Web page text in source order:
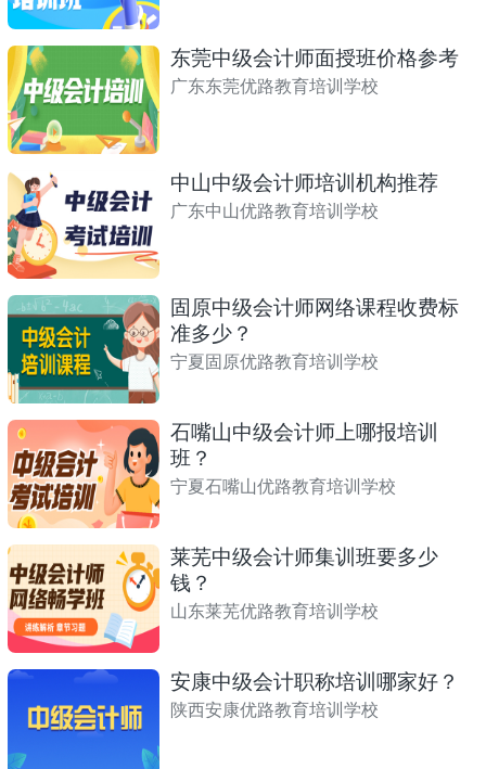
东莞中级会计师面授班价格参考
广东东莞优路教育培训学校
中山中级会计师培训机构推荐
广东中山优路教育培训学校
固原中级会计师网络课程收费标
准多少？
宁夏固原优路教育培训学校
石嘴山中级会计师上哪报培训
班？
宁夏石嘴山优路教育培训学校
莱芜中级会计师集训班要多少
钱？
山东莱芜优路教育培训学校
安康中级会计职称培训哪家好？
陕西安康优路教育培训学校